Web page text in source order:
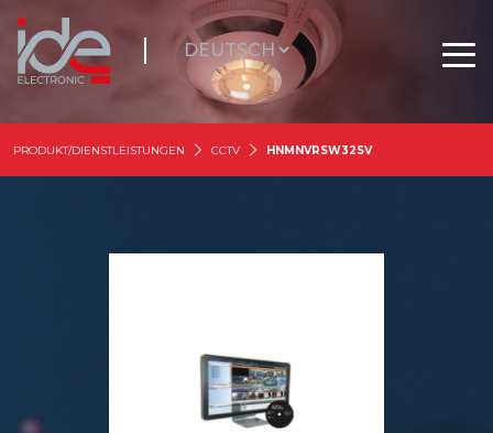
PRODUKT/DIENSTLEISTUNGEN CCTV HNMNVRSW32SV